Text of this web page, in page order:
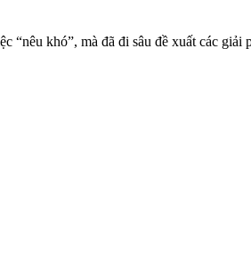
khó”, mà đã đi sâu đề xuất các giải